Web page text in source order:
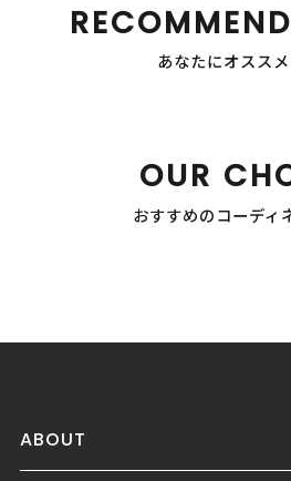
あなたにオスス
OUR
おすすめのコーディ
ABOUT